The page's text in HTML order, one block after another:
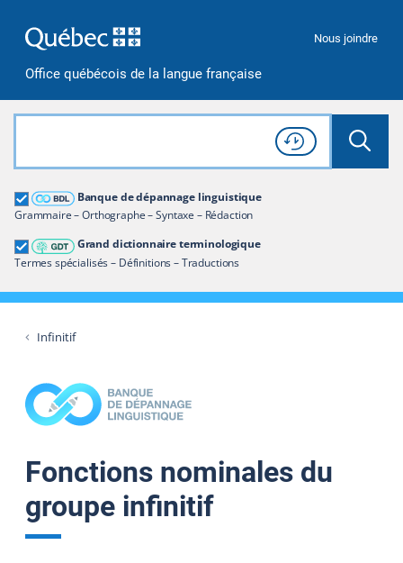
Office québécois de la langue française
Nous joindre
Rechercher dans tout le site
Lancer
Consulter l'
Historique
de recherche
Banque de dépannage linguistique
Grammaire – Orthographe – Syntaxe – Rédaction
Grand dictionnaire terminologique
Termes spécialisés – Définitions – Traductions
Grand dictionnaire terminologique
Restreindre aux termes
Infinitif
Fonctions nominales du
groupe infinitif